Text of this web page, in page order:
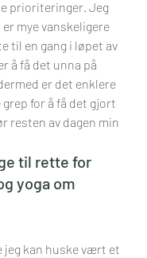
prioriteringer. Jeg
mye vanskeligere
til en gang i løpet av
å få det unna på
er det enklere
for å få det gjort
resten av dagen min
til rette for
yoga om
jeg kan huske vært et